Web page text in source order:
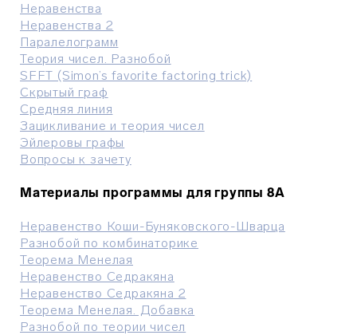
Неравенства
Неравенства 2
Паралелограмм
Теория чисел. Разнобой
SFFT (Simon’s favorite factoring trick)
Скрытый граф
Средняя линия
Зацикливание и теория чисел
Эйлеровы графы
Вопросы к зачету
Материалы программы для группы 8А
Неравенство Коши-Буняковского-Шварца
Разнобой по комбинаторике
Теорема Менелая
Неравенство Седракяна
Неравенство Седракяна 2
Теорема Менелая. Добавка
Разнобой по теории чисел